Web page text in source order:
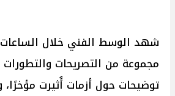
شهد الوسط الفني خلال الساعات
مجموعة من التصريحات والتطورات
توضيحات حول أزمات أُثيرت